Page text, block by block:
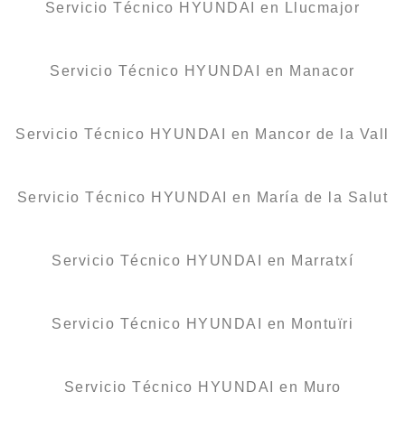
Servicio Técnico HYUNDAI en Llucmajor
Servicio Técnico HYUNDAI en Manacor
Servicio Técnico HYUNDAI en Mancor de la Vall
Servicio Técnico HYUNDAI en María de la Salut
Servicio Técnico HYUNDAI en Marratxí
Servicio Técnico HYUNDAI en Montuïri
Servicio Técnico HYUNDAI en Muro